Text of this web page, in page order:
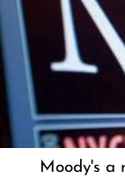
Moody's a